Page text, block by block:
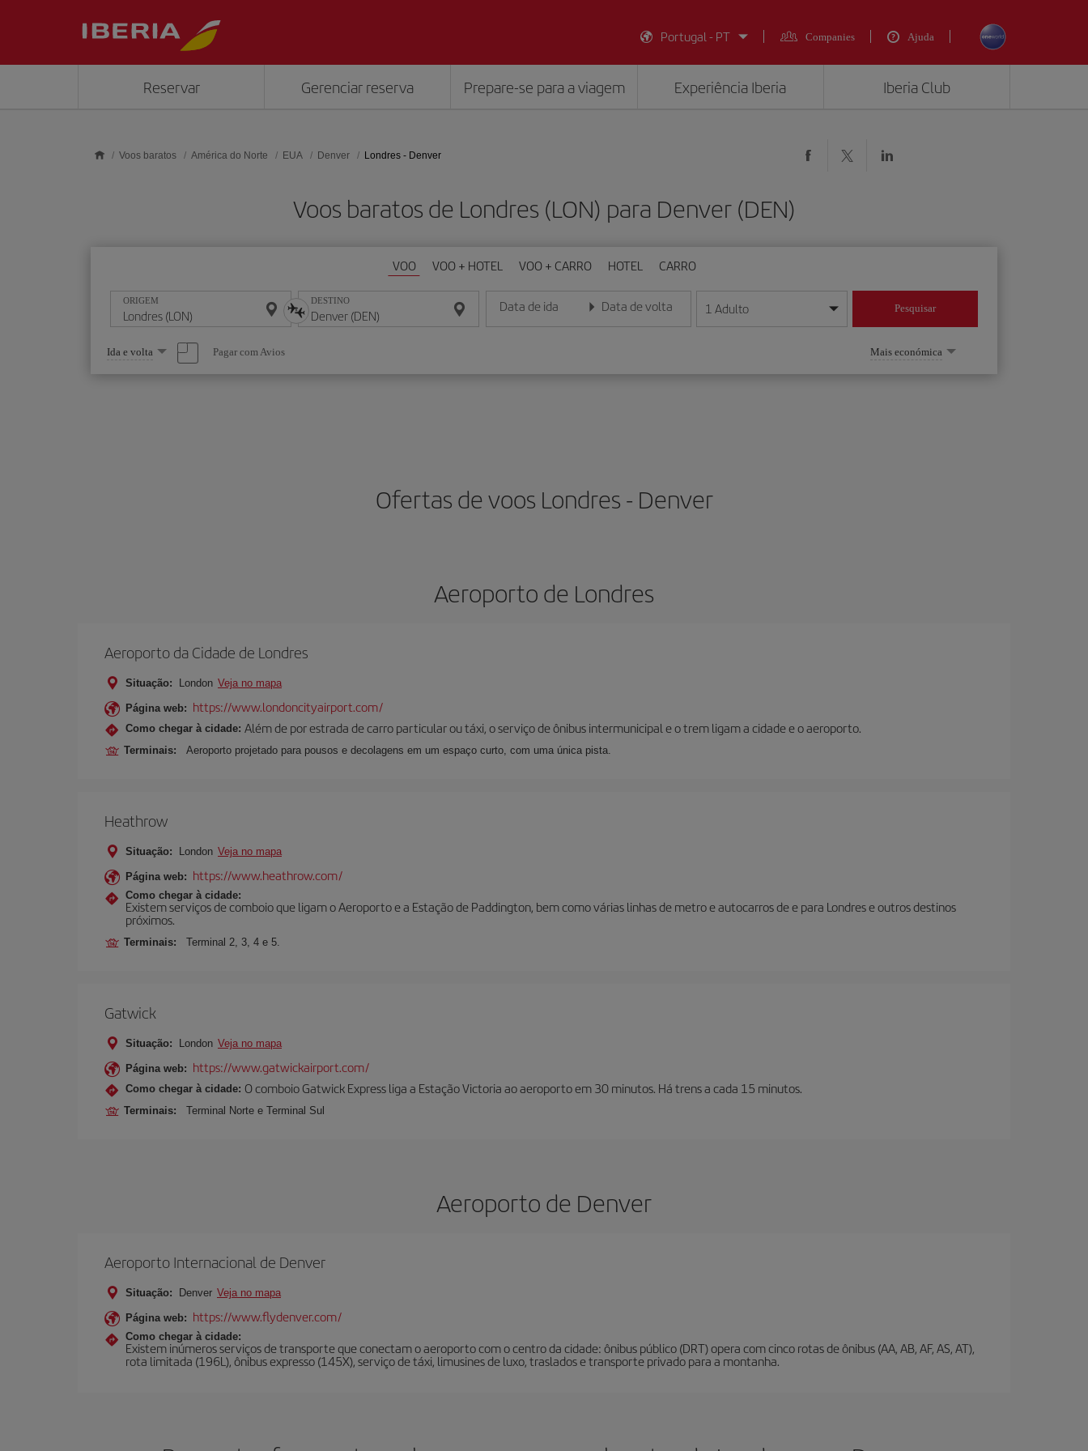
Portugal - PT
Companies Ajuda
Reservar Gerenciar reserva Prepare-se para a viagem Experiência Iberia Iberia Club
Voos baratos América do Norte EUA Denver Londres - Denver
Voos baratos de Londres (LON) para Denver (DEN)
VOO VOO + HOTEL VOO + CARRO HOTEL CARRO
ORIGEM DESTINO Data de ida
Insira a data no formato dia/mês/ano
Data de volta
Insira a data no formato dia/mês/ano
1 Adulto Pesquisar
Selecione
uma
opção
Ida e volta Pagar com Avios Mais económica
Ofertas de voos Londres - Denver
Aeroporto de Londres
Aeroporto da Cidade de Londres
Situação: London Veja no mapa
Página web: https://www.londoncityairport.com/
Como chegar à cidade: Além de por estrada de carro particular ou táxi, o serviço de ônibus intermunicipal e o trem ligam a cidade e o aeroporto.
Terminais: Aeroporto projetado para pousos e decolagens em um espaço curto, com uma única pista.
Heathrow
Situação: London Veja no mapa
Página web: https://www.heathrow.com/
Como chegar à cidade:
Existem serviços de comboio que ligam o Aeroporto e a Estação de Paddington, bem como várias linhas de metro e autocarros de e para Londres e outros destinos
próximos.
Terminais: Terminal 2, 3, 4 e 5.
Gatwick
Situação: London Veja no mapa
Página web: https://www.gatwickairport.com/
Como chegar à cidade: O comboio Gatwick Express liga a Estação Victoria ao aeroporto em 30 minutos. Há trens a cada 15 minutos.
Terminais: Terminal Norte e Terminal Sul
Aeroporto de Denver
Aeroporto Internacional de Denver
Situação: Denver Veja no mapa
Página web: https://www.flydenver.com/
Como chegar à cidade:
Existem inúmeros serviços de transporte que conectam o aeroporto com o centro da cidade: ônibus público (DRT) opera com cinco rotas de ônibus (AA, AB, AF, AS, AT),
rota limitada (196L), ônibus expresso (145X), serviço de táxi, limusines de luxo, traslados e transporte privado para a montanha.